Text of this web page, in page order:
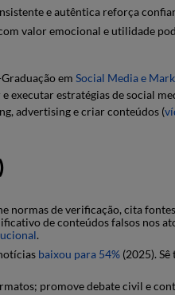
e autêntica reforça
valor emocional e utilidade
em Social Media e
executar estratégias de social
advertising e criar conteúdos (
normas de verificação, cita
de conteúdos falsos nos
.
baixou para 54% (2025).
promove debate civil e